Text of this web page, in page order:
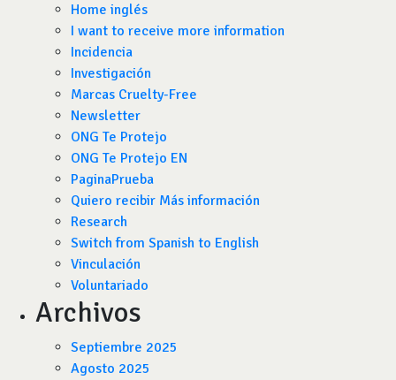
Home inglés
I want to receive more information
Incidencia
Investigación
Marcas Cruelty-Free
Newsletter
ONG Te Protejo
ONG Te Protejo EN
PaginaPrueba
Quiero recibir Más información
Research
Switch from Spanish to English
Vinculación
Voluntariado
Archivos
Septiembre 2025
Agosto 2025